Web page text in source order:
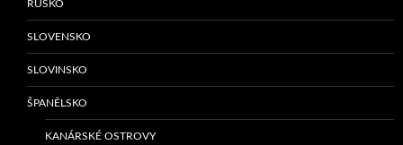
RUSKO
SLOVENSKO
SLOVINSKO
ŠPANĚLSKO
KANÁRSKÉ OSTROVY